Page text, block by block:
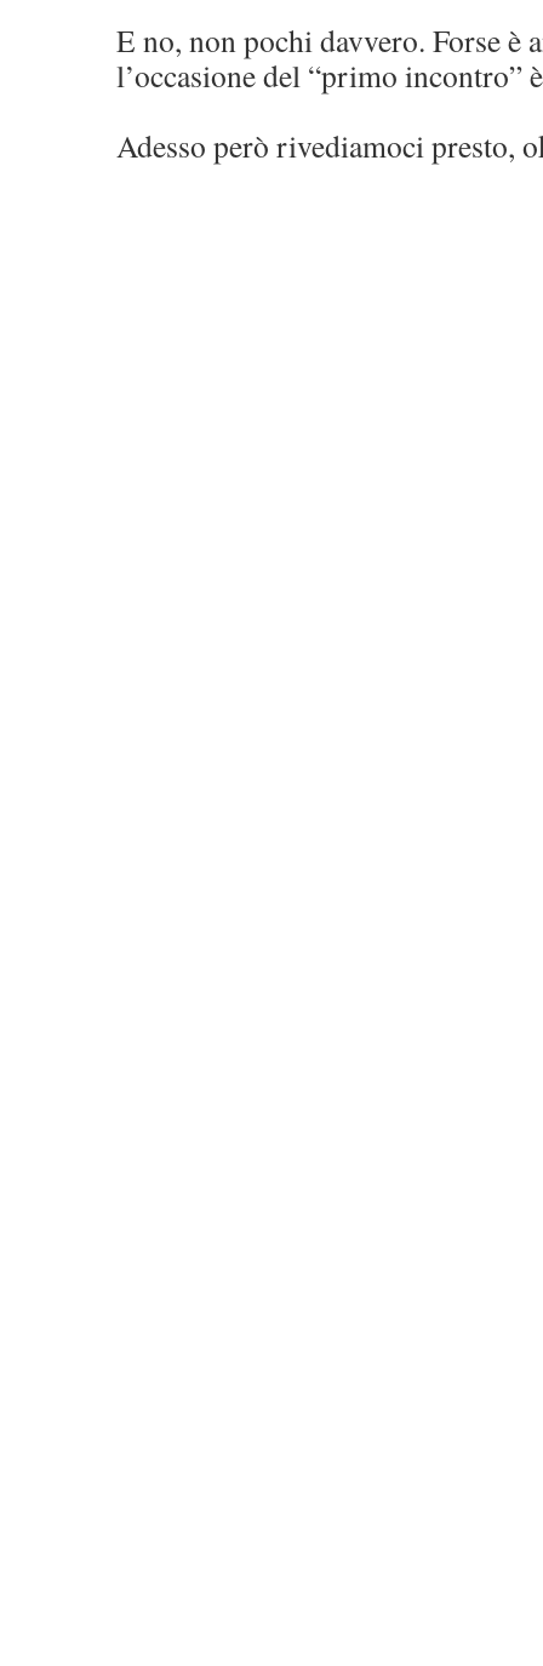
E no, non pochi davvero. Forse è
l’occasione del “primo incontro”
Adesso però rivediamoci presto,